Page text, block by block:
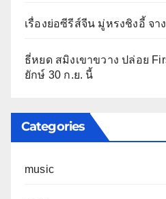
เรื่องย่อซีรีส์จีน มู่หรงชิงอี้ จา
ธี่หยด สมิงเขาขวาง ปล่อย
ยักษ์ 30 ก.ย. นี้
Categories
music